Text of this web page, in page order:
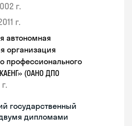
г.
г.
автономная
организация
профессионального
(ОАНО ДПО
государственный
дипломами